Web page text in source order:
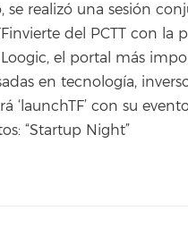
se realizó una sesión
del PCTT con la
el portal más
en tecnología,
‘launchTF’ con su
“Startup Night”